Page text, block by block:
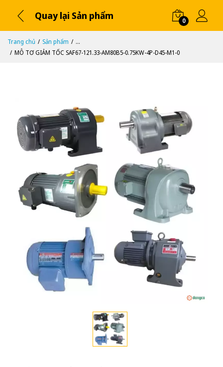
Quay lại Sản phẩm 0
Trang chủ Sản phẩm
...
MÔ TƠ GIẢM TỐC SAF67-121.33-AM80B5-0.75KW-4P-D45-M1-0